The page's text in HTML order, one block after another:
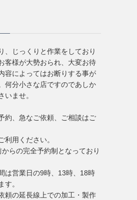
、じっくりと作業をしており
客様が大勢おられ、大変お待
容によってはお断りする事が
何分小さな店ですのであしか
いませ。
約、急なご依頼、ご相談はご
利用ください。
らの完全予約制となっており
は営業日の9時、13時、18時
す。
頼の延長線上での加工・製作